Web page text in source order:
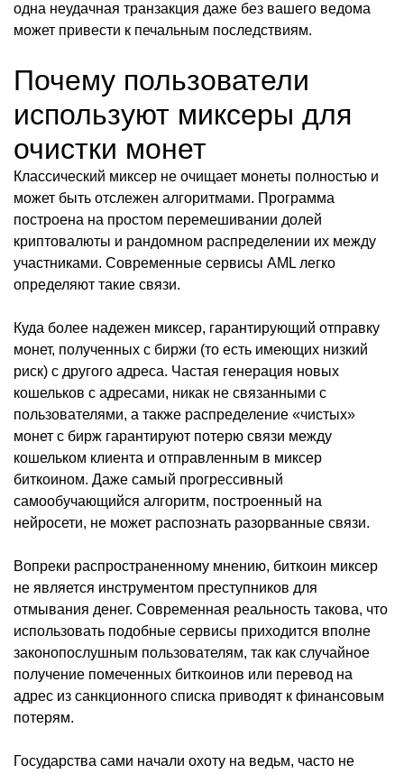
одна неудачная транзакция даже без вашего ведома
может привести к печальным последствиям.
Почему пользователи
используют миксеры для
очистки монет
Классический миксер не очищает монеты полностью и
может быть отслежен алгоритмами. Программа
построена на простом перемешивании долей
криптовалюты и рандомном распределении их между
участниками. Современные сервисы AML легко
определяют такие связи.
Куда более надежен миксер, гарантирующий отправку
монет, полученных с биржи (то есть имеющих низкий
риск) с другого адреса. Частая генерация новых
кошельков с адресами, никак не связанными с
пользователями, а также распределение «чистых»
монет с бирж гарантируют потерю связи между
кошельком клиента и отправленным в миксер
биткоином. Даже самый прогрессивный
самообучающийся алгоритм, построенный на
нейросети, не может распознать разорванные связи.
Вопреки распространенному мнению, биткоин миксер
не является инструментом преступников для
отмывания денег. Современная реальность такова, что
использовать подобные сервисы приходится вполне
законопослушным пользователям, так как случайное
получение помеченных биткоинов или перевод на
адрес из санкционного списка приводят к финансовым
потерям.
Государства сами начали охоту на ведьм, часто не